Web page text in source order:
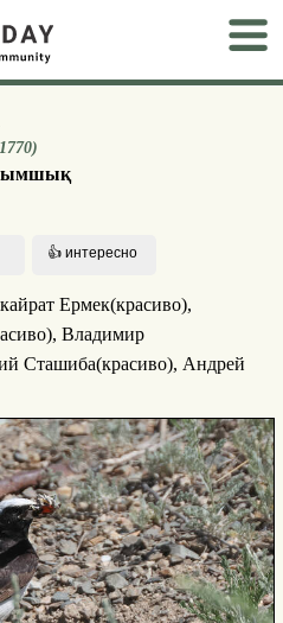
Ермек(красиво),
Владимир
Сташиба(красиво), Андрей